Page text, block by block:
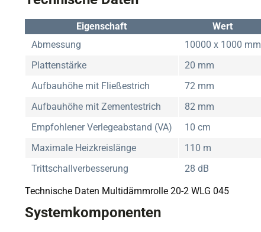
Technische Daten Multidämmrolle 20-2 WLG 045
Eigenschaft
Wert
Abmessung
10000 x 1000 mm
Plattenstärke
20 mm
Aufbauhöhe mit Fließestrich
72 mm
Aufbauhöhe mit Zementestrich
82 mm
Empfohlener Verlegeabstand (VA)
10 cm
Maximale Heizkreislänge
110 m
Trittschallverbesserung
28 dB
Systemkomponenten